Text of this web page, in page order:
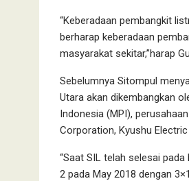
“Keberadaan pembangkit
berharap keberadaan
masyarakat sekitar,”harap
Sebelumnya Sitompul
Utara akan dikembangkan
Indonesia (MPI),
Corporation, Kyushu
“Saat SIL telah selesai
2 pada May 2018 dengan